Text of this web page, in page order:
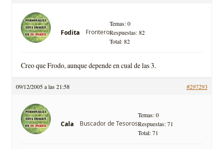
Fodita Frontero
Temas: 0
Respuestas: 82
Total: 82
Creo que Frodo, aunque depende en cual de las 3.
09/12/2005 a las 21:58 #297293
Cala Buscador de Tesoros
Temas: 0
Respuestas: 71
Total: 71